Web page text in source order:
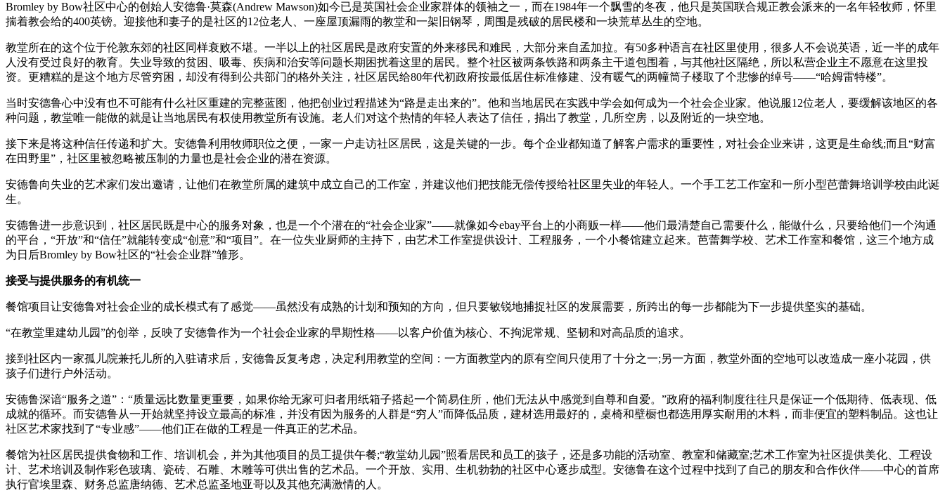
Bromley by Bow社区中心的创始人安德鲁·莫森(Andrew Mawson)如今已是英国社会企业家群体的领袖之一，而在1984年一个飘雪的冬夜，他只是英国联合规正教会派来的一名年轻牧师，怀里
揣着教会给的400英镑。迎接他和妻子的是社区的12位老人、一座屋顶漏雨的教堂和一架旧钢琴，周围是残破的居民楼和一块荒草丛生的空地。
教堂所在的这个位于伦敦东郊的社区同样衰败不堪。一半以上的社区居民是政府安置的外来移民和难民，大部分来自孟加拉。有50多种语言在社区里使用，很多人不会说英语，近一半的成年
人没有受过良好的教育。失业导致的贫困、吸毒、疾病和治安等问题长期困扰着这里的居民。整个社区被两条铁路和两条主干道包围着，与其他社区隔绝，所以私营企业主不愿意在这里投
资。更糟糕的是这个地方尽管穷困，却没有得到公共部门的格外关注，社区居民给80年代初政府按最低居住标准修建、没有暖气的两幢筒子楼取了个悲惨的绰号——“哈姆雷特楼”。
当时安德鲁心中没有也不可能有什么社区重建的完整蓝图，他把创业过程描述为“路是走出来的”。他和当地居民在实践中学会如何成为一个社会企业家。他说服12位老人，要缓解该地区的各
种问题，教堂唯一能做的就是让当地居民有权使用教堂所有设施。老人们对这个热情的年轻人表达了信任，捐出了教堂，几所空房，以及附近的一块空地。
接下来是将这种信任传递和扩大。安德鲁利用牧师职位之便，一家一户走访社区居民，这是关键的一步。每个企业都知道了解客户需求的重要性，对社会企业来讲，这更是生命线;而且“财富
在田野里”，社区里被忽略被压制的力量也是社会企业的潜在资源。
安德鲁向失业的艺术家们发出邀请，让他们在教堂所属的建筑中成立自己的工作室，并建议他们把技能无偿传授给社区里失业的年轻人。一个手工艺工作室和一所小型芭蕾舞培训学校由此诞
生。
安德鲁进一步意识到，社区居民既是中心的服务对象，也是一个个潜在的“社会企业家”——就像如今ebay平台上的小商贩一样——他们最清楚自己需要什么，能做什么，只要给他们一个沟通
的平台，“开放”和“信任”就能转变成“创意”和“项目”。在一位失业厨师的主持下，由艺术工作室提供设计、工程服务，一个小餐馆建立起来。芭蕾舞学校、艺术工作室和餐馆，这三个地方成
为日后Bromley by Bow社区的“社会企业群”雏形。
接受与提供服务的有机统一
餐馆项目让安德鲁对社会企业的成长模式有了感觉——虽然没有成熟的计划和预知的方向，但只要敏锐地捕捉社区的发展需要，所跨出的每一步都能为下一步提供坚实的基础。
“在教堂里建幼儿园”的创举，反映了安德鲁作为一个社会企业家的早期性格——以客户价值为核心、不拘泥常规、坚韧和对高品质的追求。
接到社区内一家孤儿院兼托儿所的入驻请求后，安德鲁反复考虑，决定利用教堂的空间：一方面教堂内的原有空间只使用了十分之一;另一方面，教堂外面的空地可以改造成一座小花园，供
孩子们进行户外活动。
安德鲁深谙“服务之道”：“质量远比数量更重要，如果你给无家可归者用纸箱子搭起一个简易住所，他们无法从中感觉到自尊和自爱。”政府的福利制度往往只是保证一个低期待、低表现、低
成就的循环。而安德鲁从一开始就坚持设立最高的标准，并没有因为服务的人群是“穷人”而降低品质，建材选用最好的，桌椅和壁橱也都选用厚实耐用的木料，而非便宜的塑料制品。这也让
社区艺术家找到了“专业感”——他们正在做的工程是一件真正的艺术品。
餐馆为社区居民提供食物和工作、培训机会，并为其他项目的员工提供午餐;“教堂幼儿园”照看居民和员工的孩子，还是多功能的活动室、教室和储藏室;艺术工作室为社区提供美化、工程设
计、艺术培训及制作彩色玻璃、瓷砖、石雕、木雕等可供出售的艺术品。一个开放、实用、生机勃勃的社区中心逐步成型。安德鲁在这个过程中找到了自己的朋友和合作伙伴——中心的首席
执行官埃里森、财务总监唐纳德、艺术总监圣地亚哥以及其他充满激情的人。